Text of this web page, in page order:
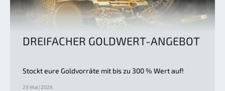
DREIFACHER GOLDWERT-ANGEBOT
Stockt eure Goldvorräte mit bis zu 300 % Wert auf!
29 Mai | 2026